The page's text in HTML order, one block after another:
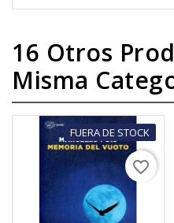
16 Otros
Misma
FUERA DE STOCK
favorite_border